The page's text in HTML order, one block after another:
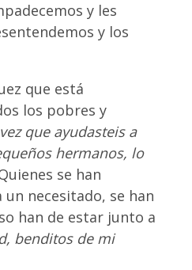
y les
y los
que está
los pobres y
que ayudasteis a
hermanos, lo
se han
un necesitado, se han
han de estar junto a
benditos de mi